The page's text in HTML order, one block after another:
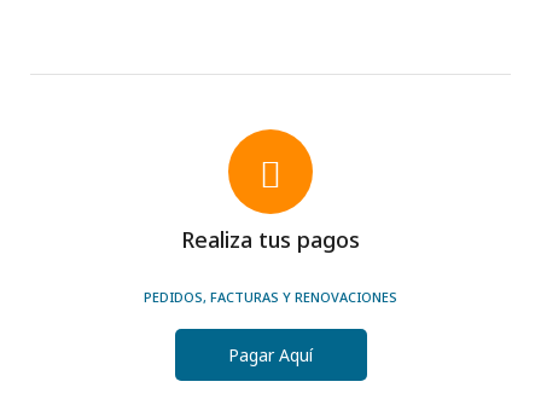
Realiza tus pagos
PEDIDOS, FACTURAS Y RENOVACIONES
Pagar Aquí